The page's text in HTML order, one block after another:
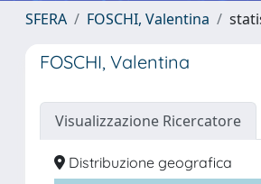
SFERA FOSCHI, Valentina
FOSCHI, Valentina
Visualizzazione Ricercatore
Distribuzione geografica